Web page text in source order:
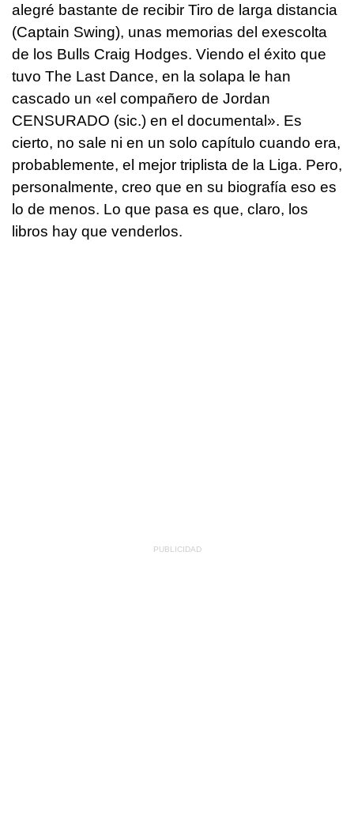
alegré bastante de recibir Tiro de larga distancia
(Captain Swing), unas memorias del exescolta
de los Bulls Craig Hodges. Viendo el éxito que
tuvo The Last Dance, en la solapa le han
cascado un «el compañero de Jordan
CENSURADO (sic.) en el documental». Es
cierto, no sale ni en un solo capítulo cuando era,
probablemente, el mejor triplista de la Liga. Pero,
personalmente, creo que en su biografía eso es
lo de menos. Lo que pasa es que, claro, los
libros hay que venderlos.